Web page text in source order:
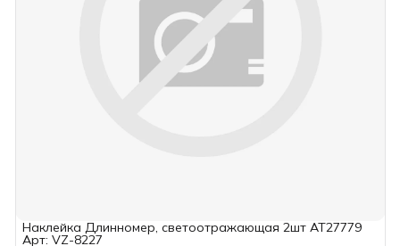
Наклейка Длинномер, светоотражающая 2шт AT27779
Арт: VZ-8227